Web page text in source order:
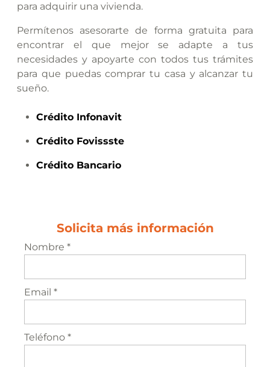
para adquirir una vivienda.
Permítenos asesorarte de forma gratuita para
encontrar el que mejor se adapte a tus
necesidades y apoyarte con todos tus trámites
para que puedas comprar tu casa y alcanzar tu
sueño.
Crédito Infonavit
Crédito Fovissste
Crédito Bancario
Solicita más información
Nombre *
Email *
Teléfono *